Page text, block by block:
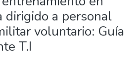
dirigido a personal
voluntario: Guía
T.I